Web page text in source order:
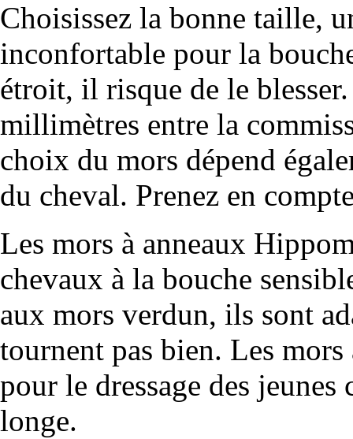
Choisissez la bonne taille,
inconfortable pour la
étroit, il risque de le
millimètres entre la
choix du mors dépend
du cheval. Prenez en
Les mors à anneaux
chevaux à la bouche
aux mors verdun, ils sont
tournent pas bien. Les
pour le dressage des
longe.